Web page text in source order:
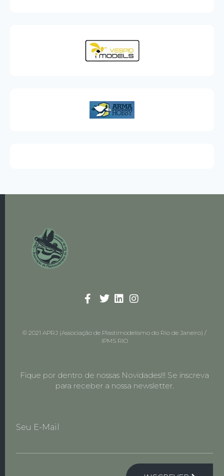
© 2021 APRJ (Associação de Plastimodelismo do Rio de Janeiro) /
IPMS RIO
Fique por dentro de nossas Novidades!!! Se inscreva
para receber a nossa newsletter.
Seu E-Mail